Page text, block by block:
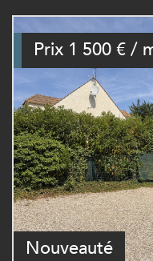
Nouveauté
Prix 1 500 € /